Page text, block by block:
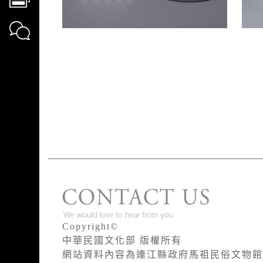
Copyright©
中華民國文化部 版權所有
網站資料內容為連江縣政府馬祖民俗文物